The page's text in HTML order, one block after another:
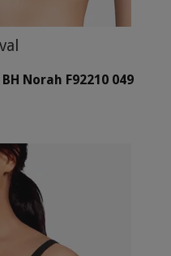
Norah F92210 049